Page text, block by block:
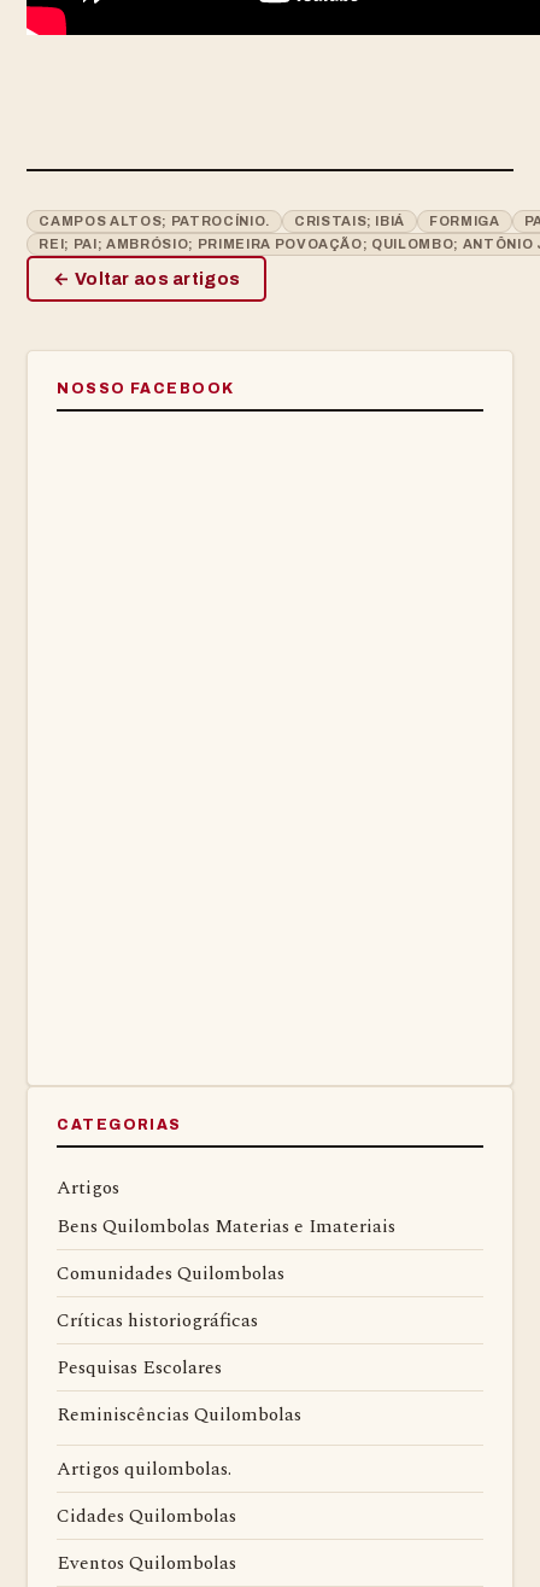
CAMPOS ALTOS; PATROCÍNIO. CRISTAIS; IBIÁ FORMIGA
REI; PAI; AMBRÓSIO; PRIMEIRA POVOAÇÃO; QUILOMBO;
← Voltar aos artigos
NOSSO FACEBOOK
CATEGORIAS
Artigos
Bens Quilombolas Materias e Imateriais
Comunidades Quilombolas
Críticas historiográficas
Pesquisas Escolares
Reminiscências Quilombolas
Artigos quilombolas.
Cidades Quilombolas
Eventos Quilombolas